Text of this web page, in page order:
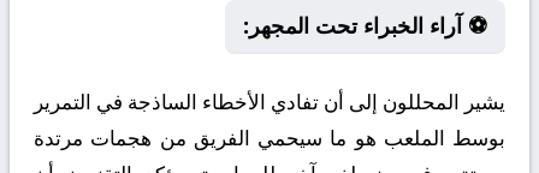
⚽ آراء الخبراء تحت المجهر:
يشير المحللون إلى أن تفادي الأخطاء الساذجة في التمرير
بوسط الملعب هو ما سيحمي الفريق من هجمات مرتدة